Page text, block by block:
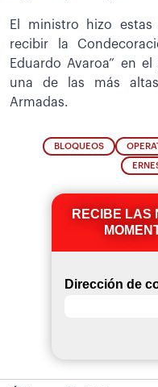
El ministro hizo estas
recibir la
Eduardo Avaroa” en
una de las más
Armadas.
BLOQUEOS
RECIBE LAS
Dirección de